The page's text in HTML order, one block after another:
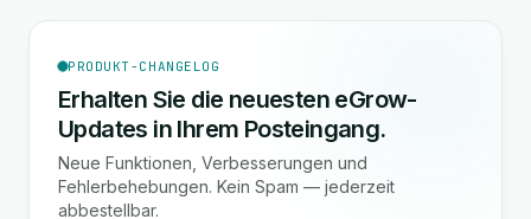
PRODUKT-CHANGELOG
Erhalten Sie die neuesten eGrow-
Updates in Ihrem Posteingang.
Neue Funktionen, Verbesserungen und
Fehlerbehebungen. Kein Spam — jederzeit
abbestellbar.